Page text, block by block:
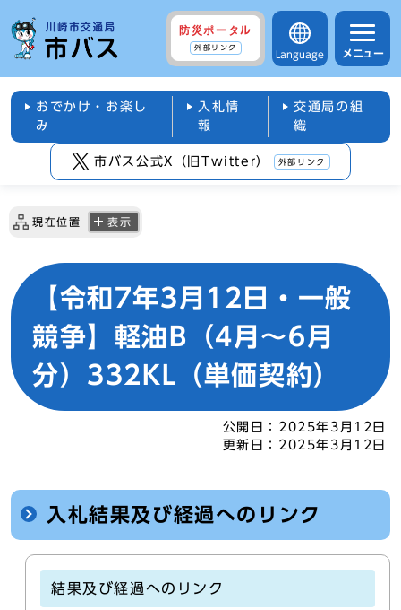
防災ポータル
外部リンク
Language メニュー
おでかけ・お楽し
み
入札情
報
交通局の組
織
市バス公式X（旧Twitter） 外部リンク
現在位置 表示
【令和7年3月12日・一般
競争】軽油B（4月～6月
分）332KL（単価契約）
公開日： 2025年3月12日
更新日： 2025年3月12日
入札結果及び経過へのリンク
結果及び経過へのリンク